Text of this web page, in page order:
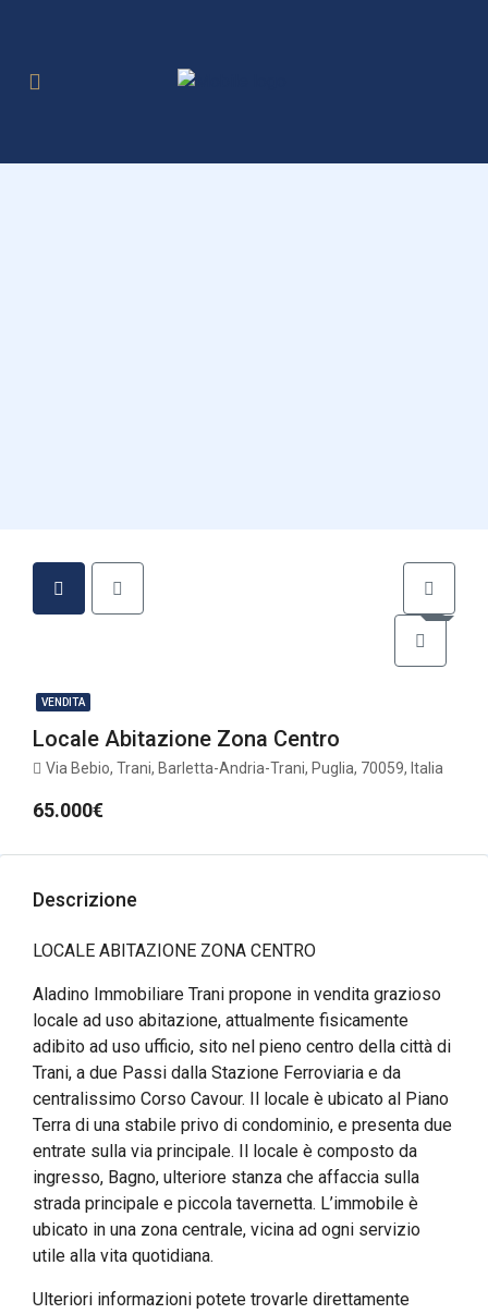
VENDITA
Locale Abitazione Zona Centro
Via Bebio, Trani, Barletta-Andria-Trani, Puglia, 70059, Italia
65.000€
Descrizione
LOCALE ABITAZIONE ZONA CENTRO
Aladino Immobiliare Trani propone in vendita grazioso
locale ad uso abitazione, attualmente fisicamente
adibito ad uso ufficio, sito nel pieno centro della città di
Trani, a due Passi dalla Stazione Ferroviaria e da
centralissimo Corso Cavour. Il locale è ubicato al Piano
Terra di una stabile privo di condominio, e presenta due
entrate sulla via principale. Il locale è composto da
ingresso, Bagno, ulteriore stanza che affaccia sulla
strada principale e piccola tavernetta. L’immobile è
ubicato in una zona centrale, vicina ad ogni servizio
utile alla vita quotidiana.
Ulteriori informazioni potete trovarle direttamente